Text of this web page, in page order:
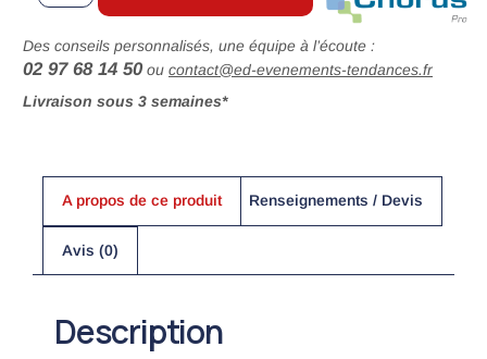
Des conseils personnalisés, une équipe à l’écoute :
02 97 68 14 50ou contact@ed-evenements-tendances.fr
Livraison sous 3 semaines*
A propos de ce produit Renseignements / Devis
Avis (0)
Description